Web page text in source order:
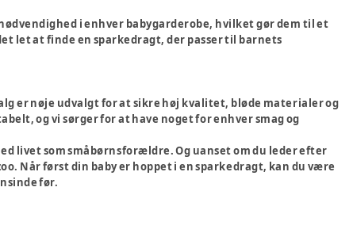
i enhver babygarderobe, hvilket gør dem til et
let at finde en sparkedragt, der passer til barnets
er nøje udvalgt for at sikre høj kvalitet, bløde materialer og
og vi sørger for at have noget for enhver smag og
livet som småbørnsforældre. Og uanset om du leder efter
Når først din baby er hoppet i en sparkedragt, kan du være
før.